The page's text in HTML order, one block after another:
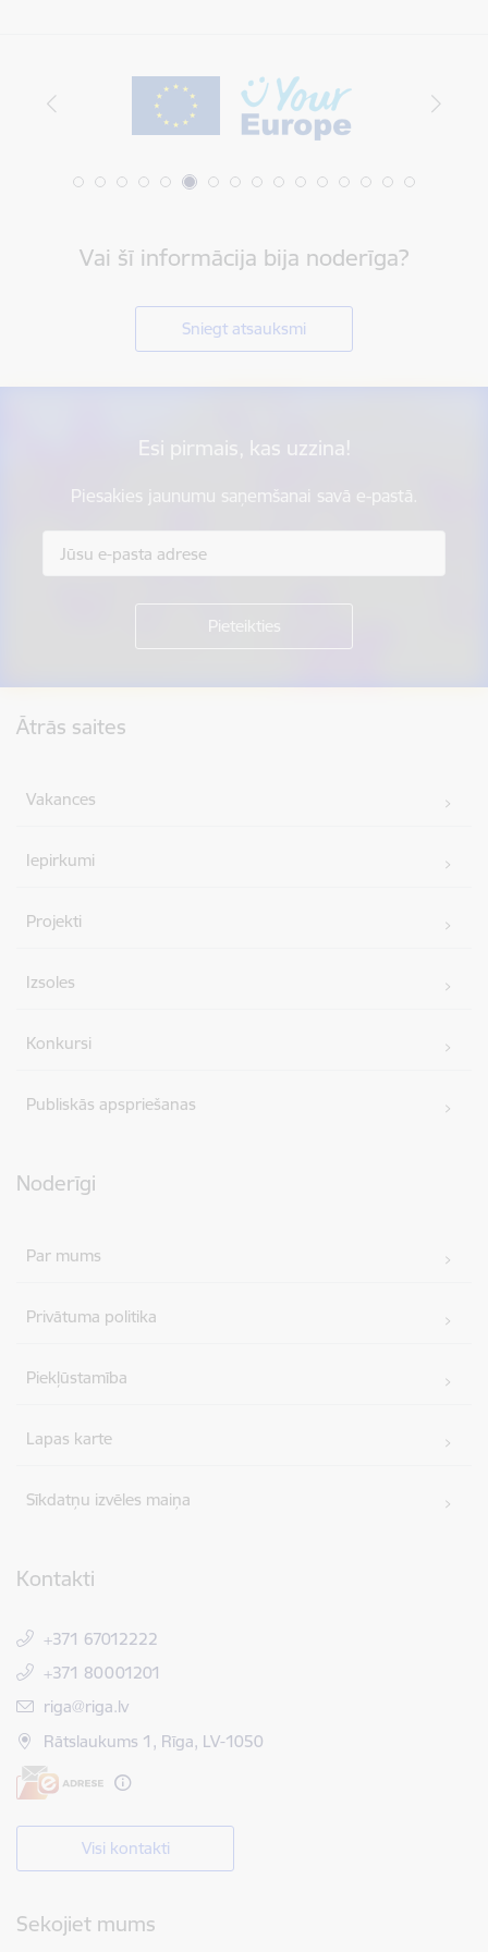
Vai šī informācija bija noderīga?
Sniegt atsauksmi
Esi pirmais, kas uzzina!
Piesakies jaunumu saņemšanai savā e-pastā.
Ātrās saites
Vakances
Iepirkumi
Projekti
Izsoles
Konkursi
Publiskās apspriešanas
Noderīgi
Par mums
Privātuma politika
Piekļūstamība
Lapas karte
Sīkdatņu izvēles maiņa
Kontakti
+371 67012222
+371 80001201
E-pasts:
riga@riga.lv
Rātslaukums 1, Rīga, LV-1050
Visi kontakti
Sekojiet mums